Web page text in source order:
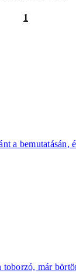
1
a bemutatásán,
már